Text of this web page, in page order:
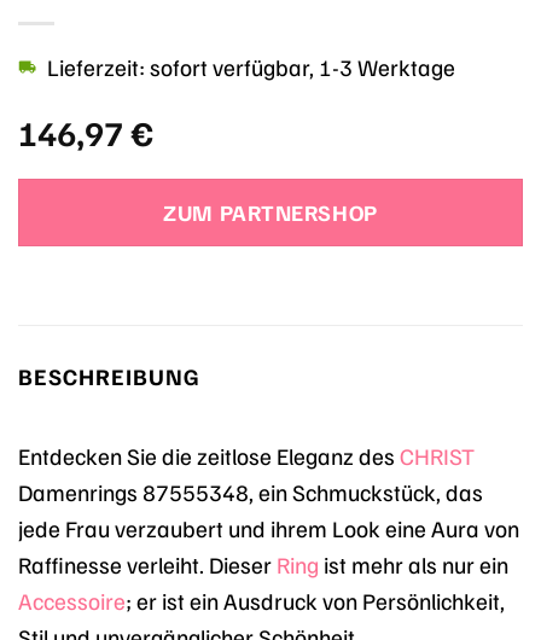
146,97€
Lieferzeit: sofort verfügbar, 1-3 Werktage
ZUM PARTNERSHOP
BESCHREIBUNG
Entdecken Sie die zeitlose Eleganz des CHRIST
Damenrings 87555348, ein Schmuckstück, das
jede Frau verzaubert und ihrem Look eine Aura von
Raffinesse verleiht. Dieser Ring ist mehr als nur ein
Accessoire; er ist ein Ausdruck von Persönlichkeit,